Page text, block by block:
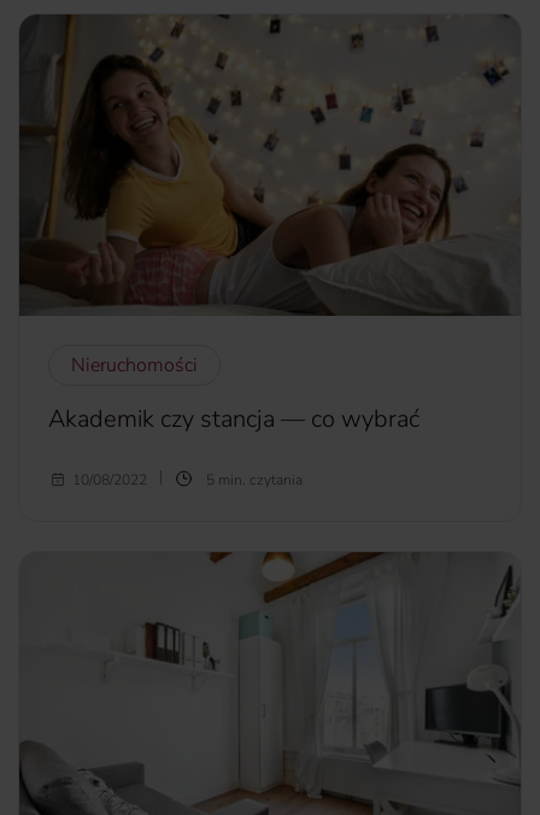
wolnostojący czy w bryle budynku? Każde rozwiązanie ma
swoje wady i zalety, o których opowiemy w dzisiejszym
artykule.
Nieruchomości
Akademik czy stancja — co wybrać
Zanim rozpoczniesz życie studenckie, musisz podjąć decyzję,
wybierając dany wariant, zastanów się, co jest dla Ciebie
najważniejsze. Jakie kryterium przyjmiesz, szukając nowego
lokum? Żeby nieco ułatwić Ci sprawę, przedstawimy plusy
i minusy obu rozwiązań.
10/08/2022 5 min. czytania